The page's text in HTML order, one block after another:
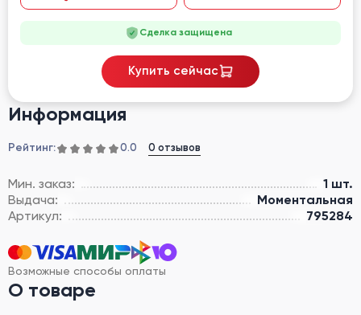
Информация
Рейтинг: 0.0 0 отзывов
Мин. заказ:
1 шт.
Выдача:
Моментальная
Артикул:
795284
Возможные способы оплаты
О товаре
Сделка защищена
Купить сейчас